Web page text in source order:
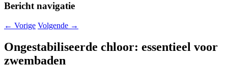
Bericht navigatie
← Vorige Volgende →
Ongestabiliseerde chloor: essentieel voor
zwembaden